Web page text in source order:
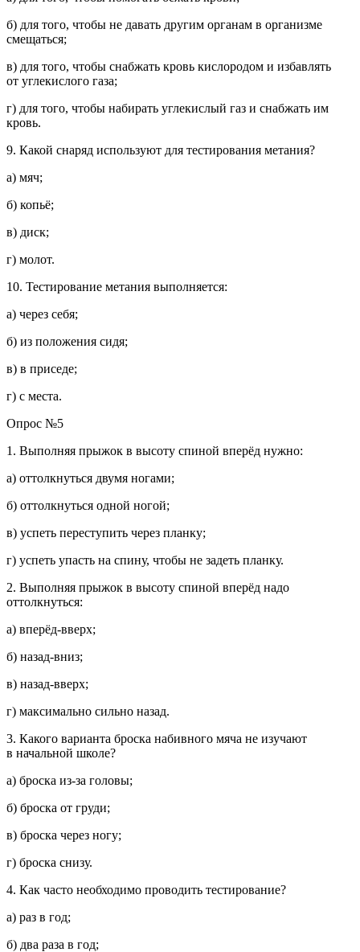
б) для того, чтобы не давать другим органам в организме
смещаться;
в) для того, чтобы снабжать кровь кислородом и избавлять
от углекислого газа;
г) для того, чтобы набирать углекислый газ и снабжать им
кровь.
9. Какой снаряд используют для тестирования метания?
а) мяч;
б) копьё;
в) диск;
г) молот.
10. Тестирование метания выполняется:
а) через себя;
б) из положения сидя;
в) в приседе;
г) с места.
Опрос №5
1. Выполняя прыжок в высоту спиной вперёд нужно:
а) оттолкнуться двумя ногами;
б) оттолкнуться одной ногой;
в) успеть переступить через планку;
г) успеть упасть на спину, чтобы не задеть планку.
2. Выполняя прыжок в высоту спиной вперёд надо
оттолкнуться:
а) вперёд-вверх;
б) назад-вниз;
в) назад-вверх;
г) максимально сильно назад.
3. Какого варианта броска набивного мяча не изучают
в начальной школе?
а) броска из-за головы;
б) броска от груди;
в) броска через ногу;
г) броска снизу.
4. Как часто необходимо проводить тестирование?
а) раз в год;
б) два раза в год;